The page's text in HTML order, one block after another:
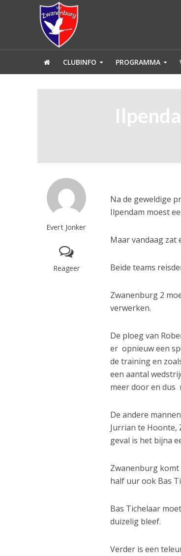
CLUBINFO PROGRAMMA
Evert Jonker
Reageer
Na de geweldige
Ilpendam moest
Maar vandaag zat
Beide teams
Zwanenburg 2
verwerken.
De ploeg van
er opnieuw een
de training en
een aantal
meer door en dus
De andere
Jurrian te Hoonte,
geval is het bijna
Zwanenburg
half uur ook Bas
Bas Tichelaar
duizelig bleef.
Verder is een